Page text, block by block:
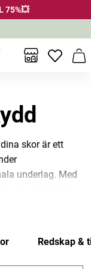
75%💥
Inga
skor är ett
underlag. Med
halkskydd fästs
Redskap &